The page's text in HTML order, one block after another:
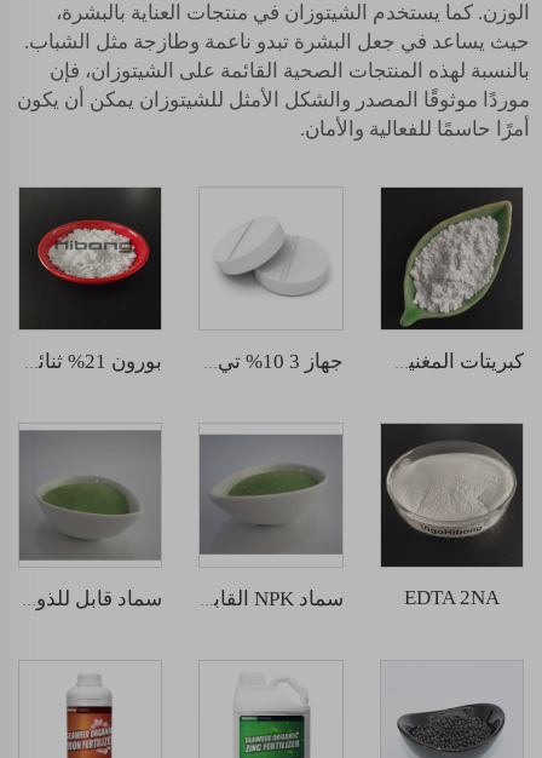
الوزن. كما يستخدم الشيتوزان في منتجات العناية بالبشرة،
حيث يساعد في جعل البشرة تبدو ناعمة وطازجة مثل الشباب.
بالنسبة لهذه المنتجات الصحية القائمة على الشيتوزان، فإن
موردًا موثوقًا المصدر والشكل الأمثل للشيتوزان يمكن أن يكون
أمرًا حاسمًا للفعالية والأمان.
كبريتات المغنيسيوم جهاز 3 10% تي بي 10 جرام أقراص بورون 21% ثنائي الصوديوم أكتابورات مائي الرباعي
EDTA 2NA